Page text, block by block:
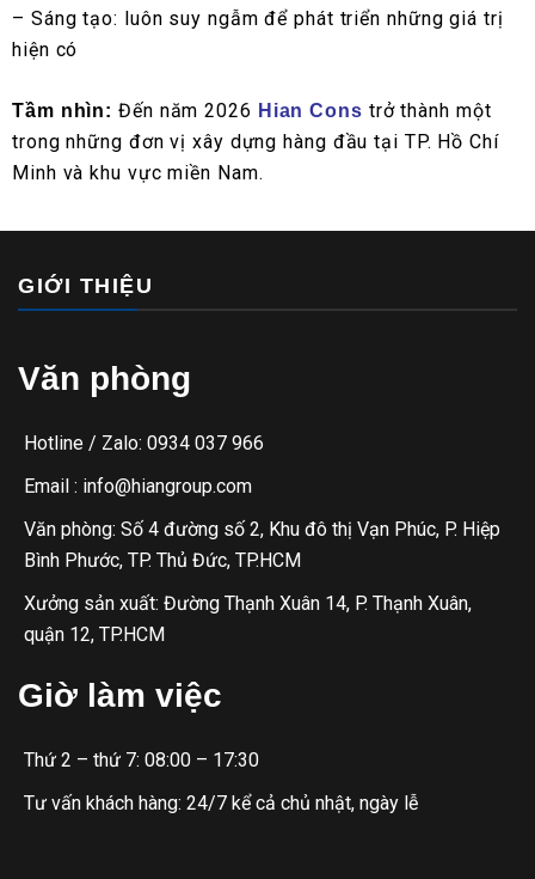
– Sáng tạo: luôn suy ngẫm để phát triển những giá trị
hiện có
Tầm nhìn: Đến năm 2026 Hian Cons trở thành một
trong những đơn vị xây dựng hàng đầu tại TP. Hồ Chí
Minh và khu vực miền Nam.
GIỚI THIỆU
Văn phòng
Hotline / Zalo: 0934 037 966
Email : info@hiangroup.com
Văn phòng: Số 4 đường số 2, Khu đô thị Vạn Phúc, P. Hiệp
Bình Phước, TP. Thủ Đức, TP.HCM
Xưởng sản xuất: Đường Thạnh Xuân 14, P. Thạnh Xuân,
quận 12, TP.HCM
Giờ làm việc
Thứ 2 – thứ 7: 08:00 – 17:30
Tư vấn khách hàng: 24/7 kể cả chủ nhật, ngày lễ